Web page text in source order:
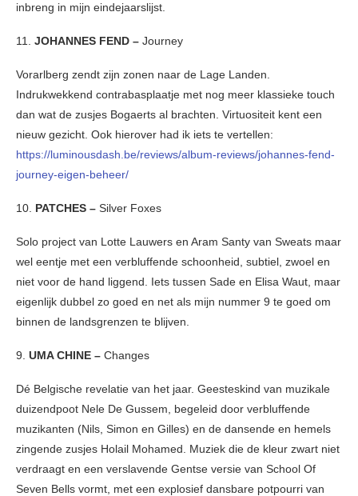
inbreng in mijn eindejaarslijst.
11. JOHANNES FEND – Journey
Vorarlberg zendt zijn zonen naar de Lage Landen.
Indrukwekkend contrabasplaatje met nog meer klassieke touch
dan wat de zusjes Bogaerts al brachten. Virtuositeit kent een
nieuw gezicht. Ook hierover had ik iets te vertellen:
https://luminousdash.be/reviews/album-reviews/johannes-fend-
journey-eigen-beheer/
10. PATCHES – Silver Foxes
Solo project van Lotte Lauwers en Aram Santy van Sweats maar
wel eentje met een verbluffende schoonheid, subtiel, zwoel en
niet voor de hand liggend. Iets tussen Sade en Elisa Waut, maar
eigenlijk dubbel zo goed en net als mijn nummer 9 te goed om
binnen de landsgrenzen te blijven.
9. UMA CHINE – Changes
Dé Belgische revelatie van het jaar. Geesteskind van muzikale
duizendpoot Nele De Gussem, begeleid door verbluffende
muzikanten (Nils, Simon en Gilles) en de dansende en hemels
zingende zusjes Holail Mohamed. Muziek die de kleur zwart niet
verdraagt en een verslavende Gentse versie van School Of
Seven Bells vormt, met een explosief dansbare potpourri van